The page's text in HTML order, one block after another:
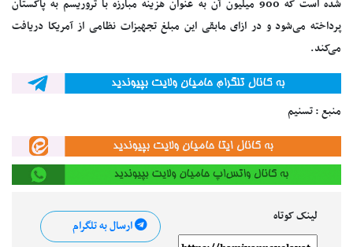
شده است که 900 میلیون آن به عنوان هزینه مبارزه با تروریسم به پاکستان
پرداخته می‌شود و در ازای مابقی این مبلغ تجهیزات نظامی از آمریکا دریافت
می‌کند.
منبع : تسنیم
لینک کوتاه
ارسال به تلگرام